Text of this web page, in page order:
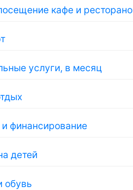
кафе и
услуги, в месяц
и финансирование
детей
обувь